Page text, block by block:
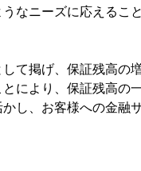
なニーズに応えるこ
て掲げ、保証残高の
により、保証残高の
し、お客様への金融